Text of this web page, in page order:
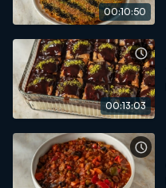
00:10:50
00:13:03